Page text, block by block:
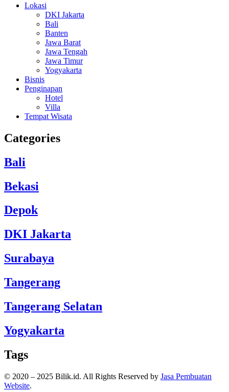
Lokasi
DKI Jakarta
Bali
Banten
Jawa Barat
Jawa Tengah
Jawa Timur
Yogyakarta
Bisnis
Penginapan
Hotel
Villa
Tempat Wisata
Categories
Bali
Bekasi
Depok
DKI Jakarta
Surabaya
Tangerang
Tangerang Selatan
Yogyakarta
Tags
© 2020 – 2025 Bilik.id. All Rights Reserved by Jasa Pembuatan
Website.